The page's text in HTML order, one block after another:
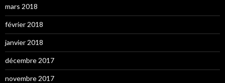
mars 2018
février 2018
janvier 2018
décembre 2017
novembre 2017